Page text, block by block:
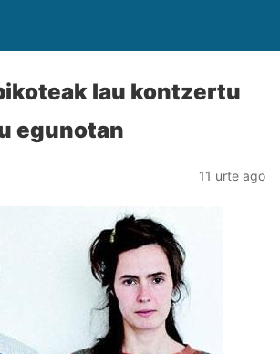
lau kontzertu
egunotan
11 urte ago